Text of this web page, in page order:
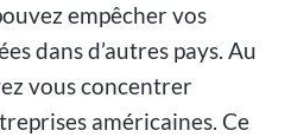
empêcher vos
dans d’autres pays. Au
vous concentrer
américaines. Ce